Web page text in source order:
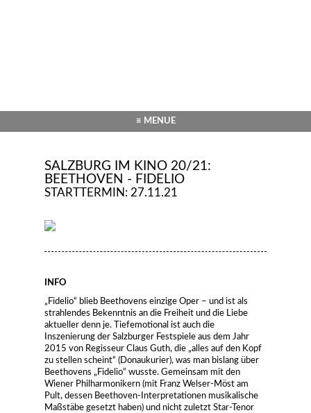
≡ MENUE
SALZBURG IM KINO 20/21:
BEETHOVEN - FIDELIO
STARTTERMIN: 27.11.21
INFO
„Fidelio“ blieb Beethovens einzige Oper – und ist als
strahlendes Bekenntnis an die Freiheit und die Liebe
aktueller denn je. Tiefemotional ist auch die
Inszenierung der Salzburger Festspiele aus dem Jahr
2015 von Regisseur Claus Guth, die „alles auf den Kopf
zu stellen scheint“ (Donaukurier), was man bislang über
Beethovens „Fidelio“ wusste. Gemeinsam mit den
Wiener Philharmonikern (mit Franz Welser-Möst am
Pult, dessen Beethoven-Interpretationen musikalische
Maßstäbe gesetzt haben) und nicht zuletzt Star-Tenor